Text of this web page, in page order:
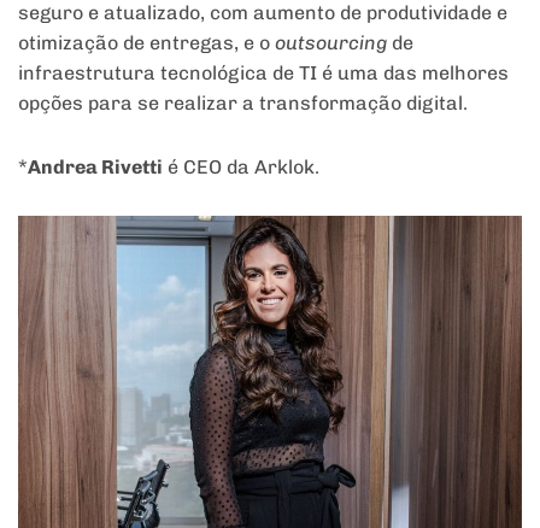
seguro e atualizado, com aumento de produtividade e
otimização de entregas, e o outsourcing de
infraestrutura tecnológica de TI é uma das melhores
opções para se realizar a transformação digital.
*Andrea Rivetti é CEO da Arklok.